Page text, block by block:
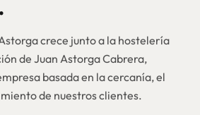
crece junto a la hostelería
de Juan Astorga Cabrera,
basada en la cercanía, el
de nuestros clientes.